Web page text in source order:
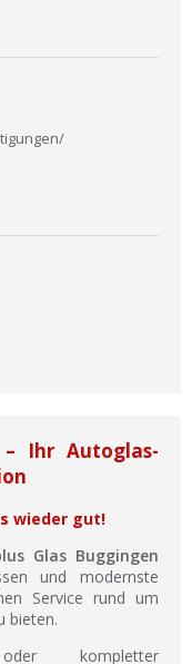
Ihr Autoglas-
wieder gut!
Glas Buggingen
und modernste
Service rund um
bieten.
kompletter